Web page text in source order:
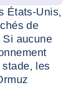
États-Unis,
de
Si aucune
stade, les